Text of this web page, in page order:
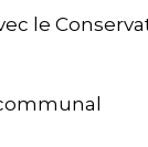
le